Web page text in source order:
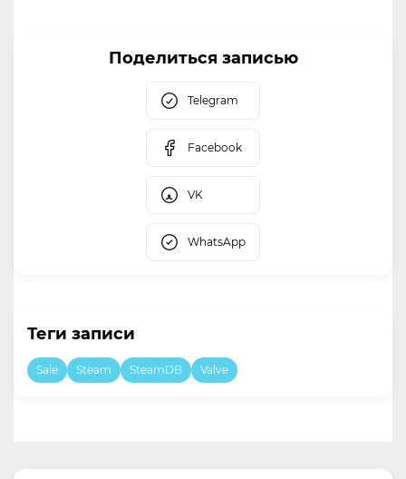
Поделиться записью
Telegram
Facebook
VK
WhatsApp
Теги записи
Sale Steam SteamDB Valve